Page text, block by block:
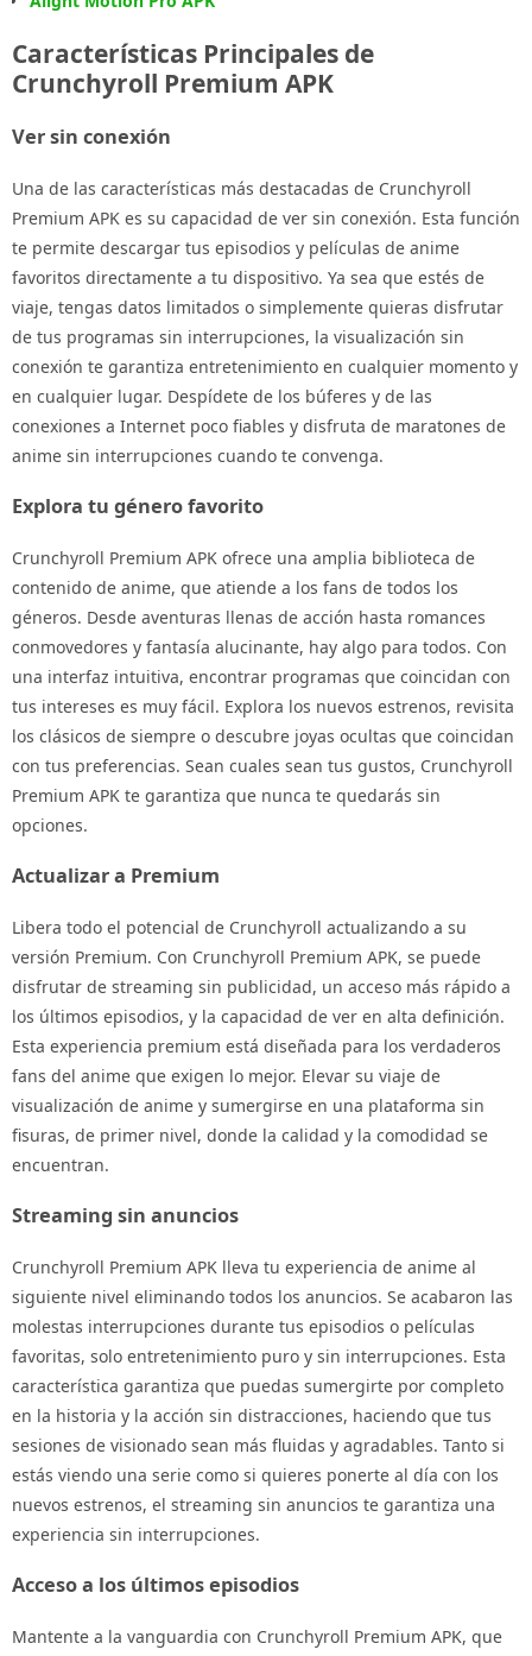
Características Principales de
Crunchyroll Premium APK
Ver sin conexión
Una de las características más destacadas de Crunchyroll
Premium APK es su capacidad de ver sin conexión. Esta función
te permite descargar tus episodios y películas de anime
favoritos directamente a tu dispositivo. Ya sea que estés de
viaje, tengas datos limitados o simplemente quieras disfrutar
de tus programas sin interrupciones, la visualización sin
conexión te garantiza entretenimiento en cualquier momento y
en cualquier lugar. Despídete de los búferes y de las
conexiones a Internet poco fiables y disfruta de maratones de
anime sin interrupciones cuando te convenga.
Explora tu género favorito
Crunchyroll Premium APK ofrece una amplia biblioteca de
contenido de anime, que atiende a los fans de todos los
géneros. Desde aventuras llenas de acción hasta romances
conmovedores y fantasía alucinante, hay algo para todos. Con
una interfaz intuitiva, encontrar programas que coincidan con
tus intereses es muy fácil. Explora los nuevos estrenos, revisita
los clásicos de siempre o descubre joyas ocultas que coincidan
con tus preferencias. Sean cuales sean tus gustos, Crunchyroll
Premium APK te garantiza que nunca te quedarás sin
opciones.
Actualizar a Premium
Libera todo el potencial de Crunchyroll actualizando a su
versión Premium. Con Crunchyroll Premium APK, se puede
disfrutar de streaming sin publicidad, un acceso más rápido a
los últimos episodios, y la capacidad de ver en alta definición.
Esta experiencia premium está diseñada para los verdaderos
fans del anime que exigen lo mejor. Elevar su viaje de
visualización de anime y sumergirse en una plataforma sin
fisuras, de primer nivel, donde la calidad y la comodidad se
encuentran.
Streaming sin anuncios
Crunchyroll Premium APK lleva tu experiencia de anime al
siguiente nivel eliminando todos los anuncios. Se acabaron las
molestas interrupciones durante tus episodios o películas
favoritas, solo entretenimiento puro y sin interrupciones. Esta
característica garantiza que puedas sumergirte por completo
en la historia y la acción sin distracciones, haciendo que tus
sesiones de visionado sean más fluidas y agradables. Tanto si
estás viendo una serie como si quieres ponerte al día con los
nuevos estrenos, el streaming sin anuncios te garantiza una
experiencia sin interrupciones.
Acceso a los últimos episodios
Mantente a la vanguardia con Crunchyroll Premium APK, que